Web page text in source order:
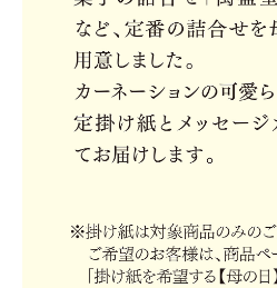
お買い物を続ける